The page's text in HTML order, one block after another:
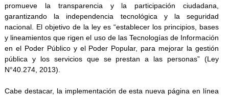
promueve la transparencia y la participación ciudadana,
garantizando la independencia tecnológica y la seguridad
nacional. El objetivo de la ley es “establecer los principios, bases
y lineamientos que rigen el uso de las Tecnologías de Información
en el Poder Público y el Poder Popular, para mejorar la gestión
pública y los servicios que se prestan a las personas” (Ley
N°40.274, 2013).
Cabe destacar, la implementación de esta nueva página en línea